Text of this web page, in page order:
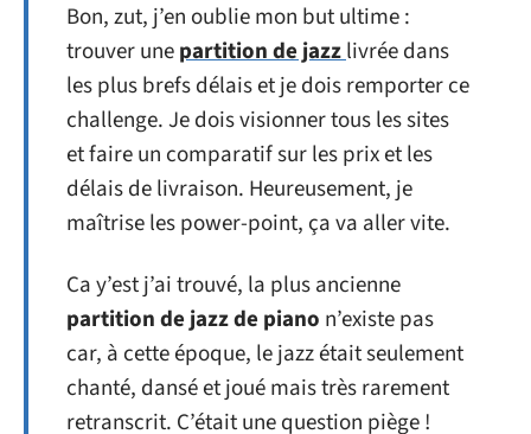
Bon, zut, j’en oublie mon but ultime :
trouver unepartition de jazzlivrée dans
les plus brefs délais et je dois remporter ce
challenge. Je dois visionner tous les sites
et faire un comparatif sur les prix et les
délais de livraison. Heureusement, je
maîtrise les power-point, ça va aller vite.
Ca y’est j’ai trouvé, la plus ancienne
partition de jazz de piano n’existe pas
car, à cette époque, le jazz était seulement
chanté, dansé et joué mais très rarement
retranscrit. C’était une question piège !